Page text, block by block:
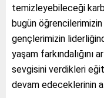
temizleyebileceği
bugün
gençlerimizin
yaşam farkındalığını
sevgisini verdikleri
devam edeceklerinin